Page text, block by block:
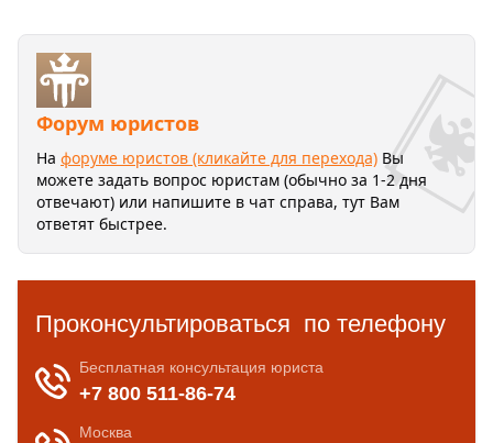
Форум юристов
На форуме юристов (кликайте для перехода) Вы
можете задать вопрос юристам (обычно за 1-2 дня
отвечают) или напишите в чат справа, тут Вам
ответят быстрее.